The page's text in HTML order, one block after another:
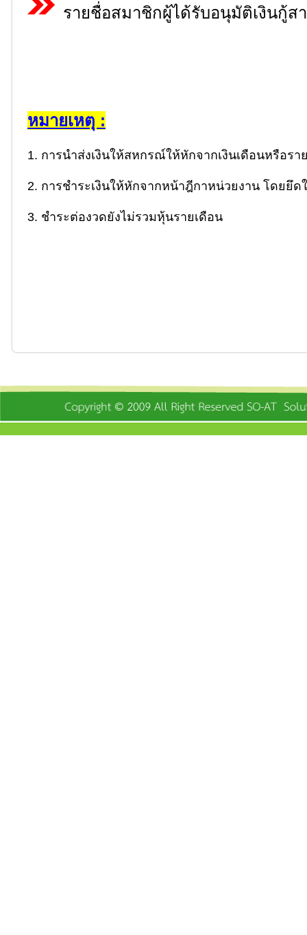
รายชื่อสมาชิกผู้ได้รับอนุมัติเงินกู้
หมายเหตุ :
1. การนําส่งเงินให้สหกรณ์ให้หักจากเงินเดือนหรือร
2. การชําระเงินให้หักจากหน้าฎีกาหน่วยงาน โดยยึ
3. ชําระต่องวดยังไม่รวมหุ้นรายเดือน